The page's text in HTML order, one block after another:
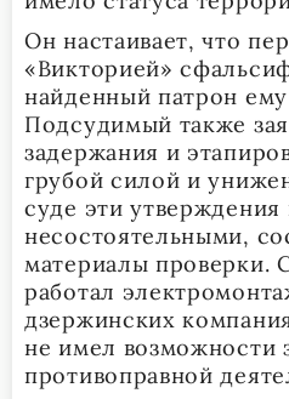
Он настаивает, что
«Викторией»
найденный патрон
Подсудимый также
задержания и
грубой силой и
суде эти утверждения
несостоятельными,
материалы проверки.
работал
дзержинских
не имел возможности
противоправной